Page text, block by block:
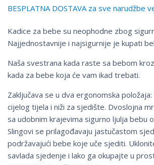
BESPLATNA DOSTAVA za sve narudžbe
Kadice za bebe su neophodne zbog
Najjednostavnije i najsigurnije je kupati
Naša svestrana kada raste sa bebom
kada za bebe koja će vam ikad trebati.
Zaključava se u dva ergonomska
cijelog tijela i niži za sjedište. Dvoslojna
sa udobnim krajevima sigurno ljulja bebu
Slingovi se prilagođavaju jastučastom
podržavajući bebe koje uče sjediti.
savlada sjedenje i lako ga okupajte u